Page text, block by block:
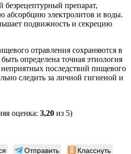
препарат,
электролитов и воды.
подвижность и секрецию
отравления сохраняются в
определена точная этиология
последствий пищевого
следить за личной гигиеной и
оценка: 3,20 из 5)
Отправить Класснуть